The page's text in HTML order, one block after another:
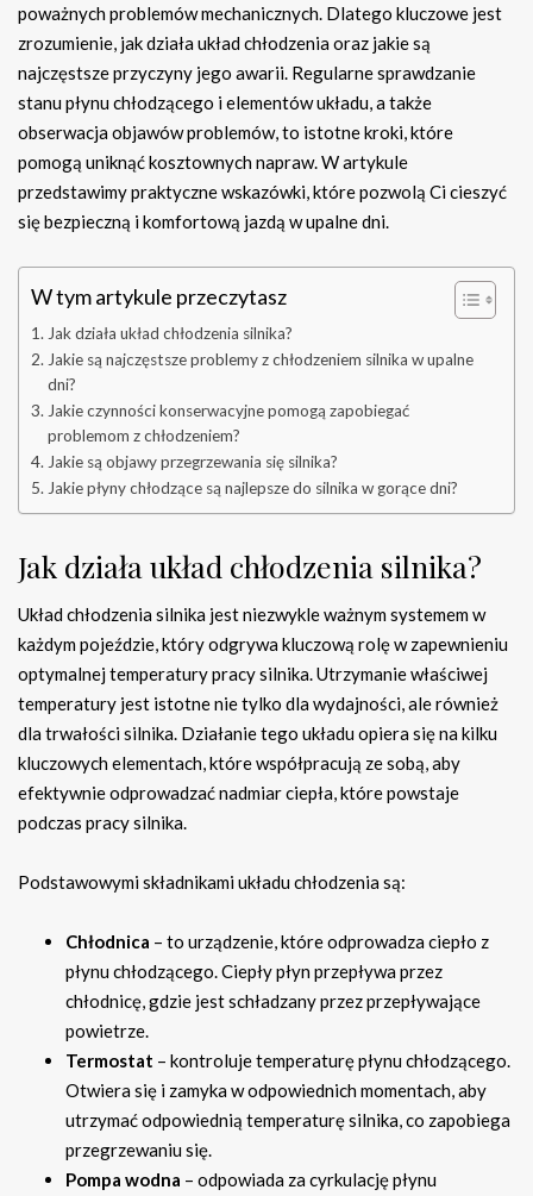
poważnych problemów mechanicznych. Dlatego kluczowe jest
zrozumienie, jak działa układ chłodzenia oraz jakie są
najczęstsze przyczyny jego awarii. Regularne sprawdzanie
stanu płynu chłodzącego i elementów układu, a także
obserwacja objawów problemów, to istotne kroki, które
pomogą uniknąć kosztownych napraw. W artykule
przedstawimy praktyczne wskazówki, które pozwolą Ci cieszyć
się bezpieczną i komfortową jazdą w upalne dni.
W tym artykule przeczytasz
Jak działa układ chłodzenia silnika?
Jakie są najczęstsze problemy z chłodzeniem silnika w upalne
dni?
Jakie czynności konserwacyjne pomogą zapobiegać
problemom z chłodzeniem?
Jakie są objawy przegrzewania się silnika?
Jakie płyny chłodzące są najlepsze do silnika w gorące dni?
Jak działa układ chłodzenia silnika?
Układ chłodzenia silnika jest niezwykle ważnym systemem w
każdym pojeździe, który odgrywa kluczową rolę w zapewnieniu
optymalnej temperatury pracy silnika. Utrzymanie właściwej
temperatury jest istotne nie tylko dla wydajności, ale również
dla trwałości silnika. Działanie tego układu opiera się na kilku
kluczowych elementach, które współpracują ze sobą, aby
efektywnie odprowadzać nadmiar ciepła, które powstaje
podczas pracy silnika.
Podstawowymi składnikami układu chłodzenia są:
Chłodnica – to urządzenie, które odprowadza ciepło z
płynu chłodzącego. Ciepły płyn przepływa przez
chłodnicę, gdzie jest schładzany przez przepływające
powietrze.
Termostat – kontroluje temperaturę płynu chłodzącego.
Otwiera się i zamyka w odpowiednich momentach, aby
utrzymać odpowiednią temperaturę silnika, co zapobiega
przegrzewaniu się.
Pompa wodna – odpowiada za cyrkulację płynu